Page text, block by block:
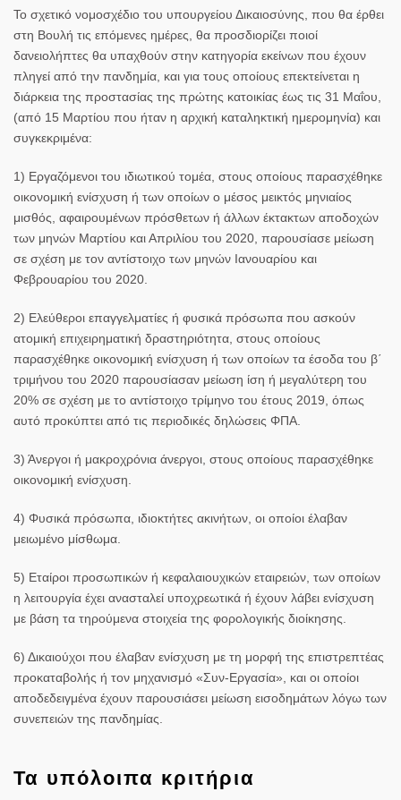
Το σχετικό νομοσχέδιο του υπουργείου Δικαιοσύνης, που θα έρθει
στη Βουλή τις επόμενες ημέρες, θα προσδιορίζει ποιοί
δανειολήπτες θα υπαχθούν στην κατηγορία εκείνων που έχουν
πληγεί από την πανδημία, και για τους οποίους επεκτείνεται η
διάρκεια της προστασίας της πρώτης κατοικίας έως τις 31 Μαΐου,
(από 15 Μαρτίου που ήταν η αρχική καταληκτική ημερομηνία) και
συγκεκριμένα:
1) Εργαζόμενοι του ιδιωτικού τομέα, στους οποίους παρασχέθηκε
οικονομική ενίσχυση ή των οποίων ο μέσος μεικτός μηνιαίος
μισθός, αφαιρουμένων πρόσθετων ή άλλων έκτακτων αποδοχών
των μηνών Μαρτίου και Απριλίου του 2020, παρουσίασε μείωση
σε σχέση με τον αντίστοιχο των μηνών Ιανουαρίου και
Φεβρουαρίου του 2020.
2) Ελεύθεροι επαγγελματίες ή φυσικά πρόσωπα που ασκούν
ατομική επιχειρηματική δραστηριότητα, στους οποίους
παρασχέθηκε οικονομική ενίσχυση ή των οποίων τα έσοδα του β΄
τριμήνου του 2020 παρουσίασαν μείωση ίση ή μεγαλύτερη του
20% σε σχέση με το αντίστοιχο τρίμηνο του έτους 2019, όπως
αυτό προκύπτει από τις περιοδικές δηλώσεις ΦΠΑ.
3) Άνεργοι ή μακροχρόνια άνεργοι, στους οποίους παρασχέθηκε
οικονομική ενίσχυση.
4) Φυσικά πρόσωπα, ιδιοκτήτες ακινήτων, οι οποίοι έλαβαν
μειωμένο μίσθωμα.
5) Εταίροι προσωπικών ή κεφαλαιουχικών εταιρειών, των οποίων
η λειτουργία έχει ανασταλεί υποχρεωτικά ή έχουν λάβει ενίσχυση
με βάση τα τηρούμενα στοιχεία της φορολογικής διοίκησης.
6) Δικαιούχοι που έλαβαν ενίσχυση με τη μορφή της επιστρεπτέας
προκαταβολής ή τον μηχανισμό «Συν-Εργασία», και οι οποίοι
αποδεδειγμένα έχουν παρουσιάσει μείωση εισοδημάτων λόγω των
συνεπειών της πανδημίας.
Τα υπόλοιπα κριτήρια